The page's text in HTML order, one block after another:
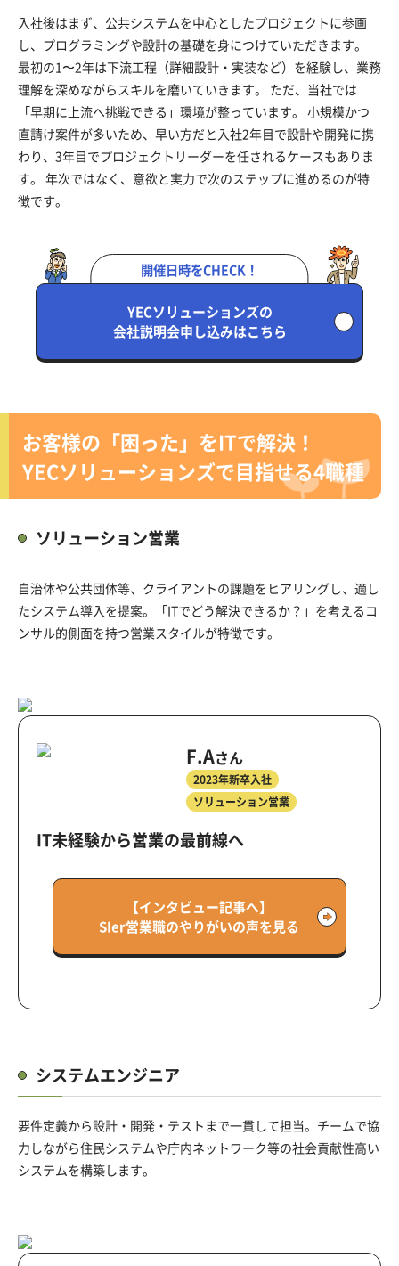
入社後はまず、公共システムを中心としたプロジェクトに参画
し、プログラミングや設計の基礎を身につけていただきます。
最初の1〜2年は下流工程（詳細設計・実装など）を経験し、業務
理解を深めながらスキルを磨いていきます。 ただ、当社では
「早期に上流へ挑戦できる」環境が整っています。 小規模かつ
直請け案件が多いため、早い方だと入社2年目で設計や開発に携
わり、3年目でプロジェクトリーダーを任されるケースもありま
す。 年次ではなく、意欲と実力で次のステップに進めるのが特
徴です。
開催日時をCHECK！
YECソリューションズの
会社説明会申し込みはこちら
お客様の「困った」をITで解決！
YECソリューションズで目指せる4職種
ソリューション営業
自治体や公共団体等、クライアントの課題をヒアリングし、適し
たシステム導入を提案。
「ITでどう解決できるか？」を考えるコ
ンサル的側面を持つ営業スタイルが特徴です。
F.Aさん
2023年新卒入社
ソリューション営業
IT未経験から営業の最前線へ
【インタビュー記事へ】
SIer営業職のやりがいの声を見る
システムエンジニア
要件定義から設計・開発・テストまで一貫して担当。 チームで協
力しながら住民システムや庁内ネットワーク等の社会貢献性高い
システムを構築します。